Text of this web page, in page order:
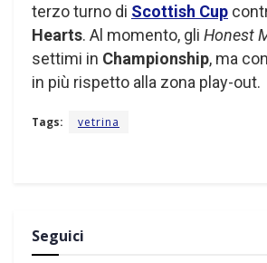
terzo turno di Scottish Cup
Hearts. Al momento, gli Honest
settimi in Championship, ma
in più rispetto alla zona play-out.
Tags: vetrina
Seguici